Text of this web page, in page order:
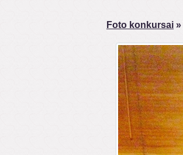
Foto konkursai »